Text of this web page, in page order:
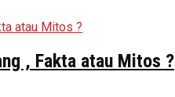
, Fakta atau Mitos ?